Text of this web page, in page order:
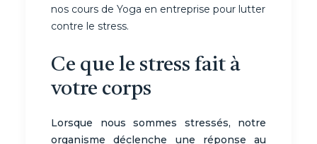
nos cours de Yoga en entreprise pour lutter
contre le stress.
Ce que le stress fait à
votre corps
Lorsque nous sommes stressés, notre
organisme déclenche une réponse au